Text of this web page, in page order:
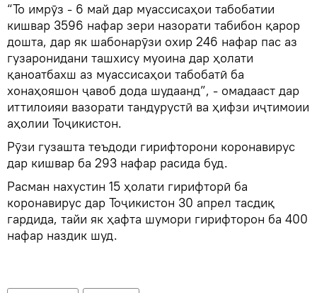
“То имрӯз - 6 май дар муассисаҳои табобатии
кишвар 3596 нафар зери назорати табибон қарор
дошта, дар як шабонарӯзи охир 246 нафар пас аз
гузаронидани ташхису муоина дар ҳолати
қаноатбахш аз муассисаҳои табобатӣ ба
хонаҳояшон ҷавоб дода шудаанд”, - омадааст дар
иттилоияи вазорати тандурустӣ ва ҳифзи иҷтимоии
аҳолии Тоҷикистон.
Рӯзи гузашта теъдоди гирифторони коронавирус
дар кишвар ба 293 нафар расида буд.
Расман нахустин 15 ҳолати гирифторӣ ба
коронавирус дар Тоҷикистон 30 апрел тасдиқ
гардида, тайи як ҳафта шумори гирифторон ба 400
нафар наздик шуд.